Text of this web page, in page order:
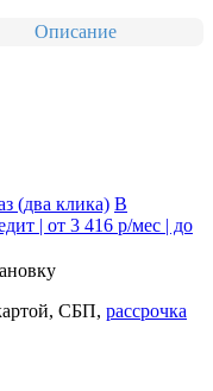
Описание
(два клика) В
| от 3 416 р/мес | до
СБП, рассрочка